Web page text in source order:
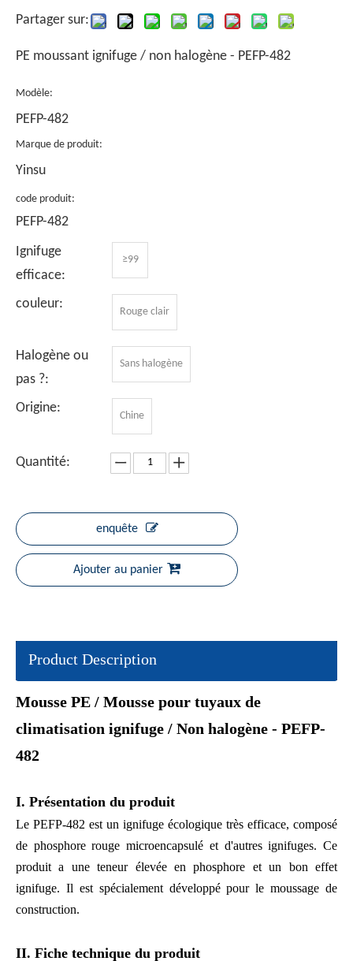
Partager sur:
PE moussant ignifuge / non halogène - PEFP-482
Modèle:
PEFP-482
Marque de produit:
Yinsu
code produit:
PEFP-482
Ignifuge
efficace:
≥99
couleur:
Rouge clair
Halogène ou
pas ?:
Sans halogène
Origine:
Chine
Quantité:
enquête
Ajouter au panier
Product Description
Mousse PE / Mousse pour tuyaux de
climatisation ignifuge / Non halogène - PEFP-
482
I. Présentation du produit
Le PEFP-482 est un ignifuge écologique très efficace, composé
de phosphore rouge microencapsulé et d'autres ignifuges. Ce
produit a une teneur élevée en phosphore et un bon effet
ignifuge. Il est spécialement développé pour le moussage de
construction.
II. Fiche technique du produit